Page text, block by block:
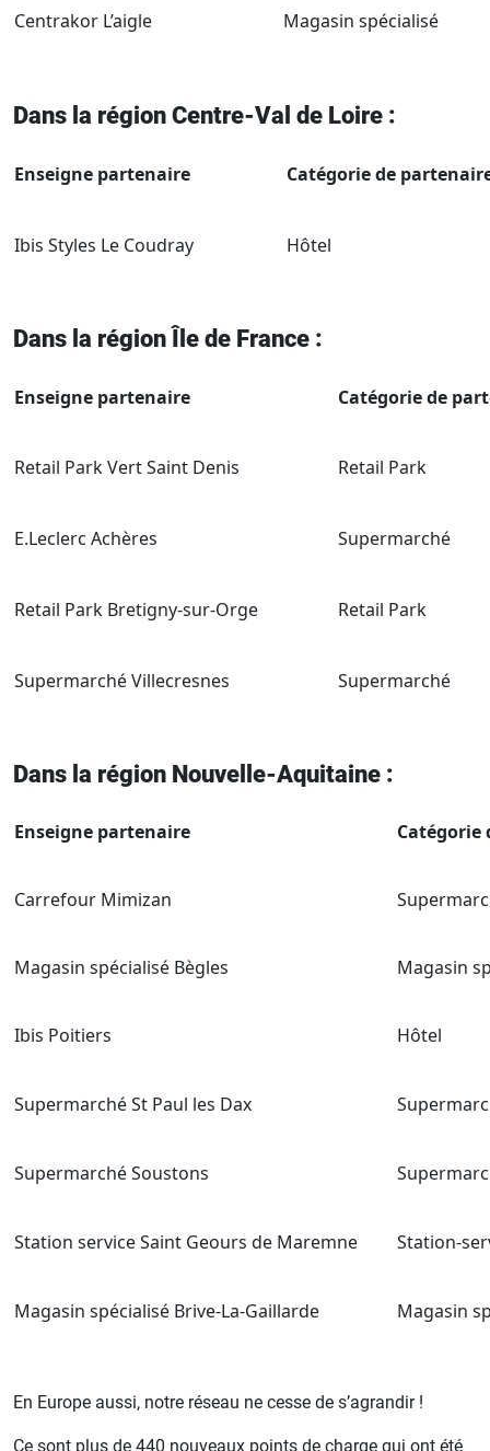
Centrakor L’aigle Magasin spécialisé
Dans la région Centre-Val de Loire :
Enseigne partenaire Catégorie de
Ibis Styles Le Coudray Hôtel
Dans la région Île de France :
Enseigne partenaire Catégorie de
Retail Park Vert Saint Denis Retail Park
E.Leclerc Achères Supermarché
Retail Park Bretigny-sur-Orge Retail Park
Supermarché Villecresnes Supermarché
Dans la région Nouvelle-Aquitaine :
Enseigne partenaire Catégorie
Carrefour Mimizan
Magasin spécialisé Bègles Magasin
Ibis Poitiers Hôtel
Supermarché St Paul les Dax
Supermarché Soustons
Station service Saint Geours de Maremne Station-
Magasin spécialisé Brive-La-Gaillarde Magasin
En Europe aussi, notre réseau ne cesse de s’agrandir !
Ce sont plus de 440 nouveaux points de charge qui ont été